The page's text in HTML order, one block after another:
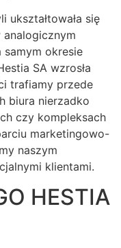
ukształtowała się
okresie
SA wzrosła
trafiamy przede
biura nierzadko
czy kompleksach
marketingowo-
naszym
klientami.
HESTIA